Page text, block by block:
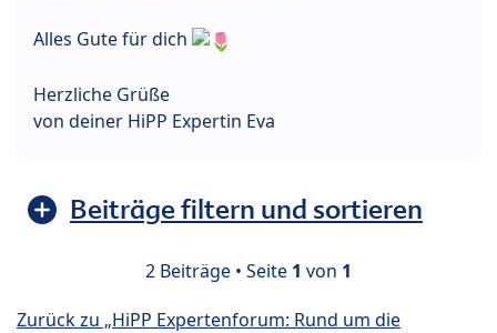
Alles Gute für dich
Herzliche Grüße
von deiner HiPP Expertin Eva
Beiträge filtern und sortieren
2 Beiträge • Seite 1 von 1
Zurück zu „HiPP Expertenforum: Rund um die